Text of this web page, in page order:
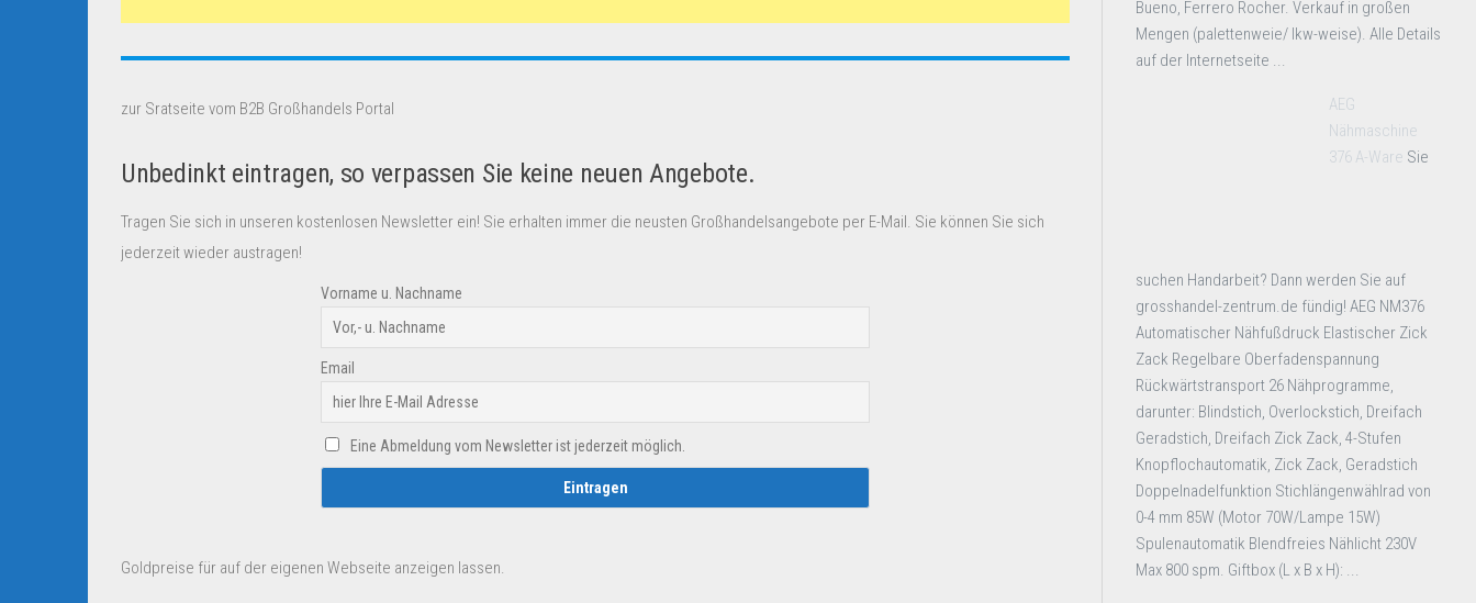
zur Sratseite vom B2B Großhandels Portal
Unbedinkt eintragen, so verpassen Sie keine neuen Angebote.
Tragen Sie sich in unseren kostenlosen Newsletter ein! Sie erhalten immer die neusten Großhandelsangebote per E-Mail. Sie können Sie sich
jederzeit wieder austragen!
Vorname u. Nachname
Email
Eine Abmeldung vom Newsletter ist jederzeit möglich.
Goldpreise für auf der eigenen Webseite anzeigen lassen.
Bueno, Ferrero Rocher. Verkauf in großen
Mengen (palettenweie/ lkw-weise). Alle Details
auf der Internetseite ...
AEG
Nähmaschine
376 A-Ware Sie
suchen Handarbeit? Dann werden Sie auf
grosshandel-zentrum.de fündig! AEG NM376
Automatischer Nähfußdruck Elastischer Zick
Zack Regelbare Oberfadenspannung
Rückwärtstransport 26 Nähprogramme,
darunter: Blindstich, Overlockstich, Dreifach
Geradstich, Dreifach Zick Zack, 4-Stufen
Knopflochautomatik, Zick Zack, Geradstich
Doppelnadelfunktion Stichlängenwählrad von
0-4 mm 85W (Motor 70W/Lampe 15W)
Spulenautomatik Blendfreies Nählicht 230V
Max 800 spm. Giftbox (L x B x H): ...